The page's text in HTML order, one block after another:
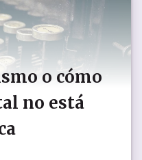
o cómo
no está